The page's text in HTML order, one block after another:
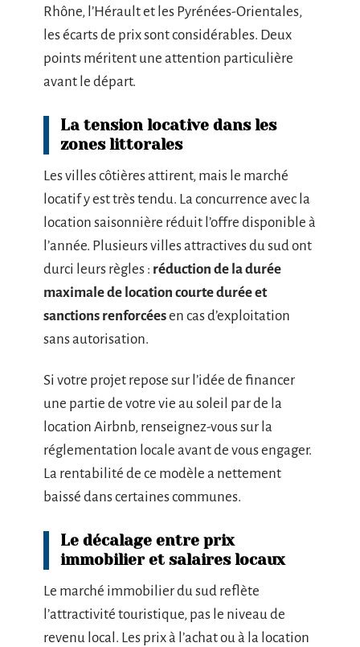
Rhône, l’Hérault et les Pyrénées-Orientales,
les écarts de prix sont considérables. Deux
points méritent une attention particulière
avant le départ.
La tension locative dans les
zones littorales
Les villes côtières attirent, mais le marché
locatif y est très tendu. La concurrence avec la
location saisonnière réduit l’offre disponible à
l’année. Plusieurs villes attractives du sud ont
durci leurs règles : réduction de la durée
maximale de location courte durée et
sanctions renforcéesen cas d’exploitation
sans autorisation.
Si votre projet repose sur l’idée de financer
une partie de votre vie au soleil par de la
location Airbnb, renseignez-vous sur la
réglementation locale avant de vous engager.
La rentabilité de ce modèle a nettement
baissé dans certaines communes.
Le décalage entre prix
immobilier et salaires locaux
Le marché immobilier du sud reflète
l’attractivité touristique, pas le niveau de
revenu local. Les prix à l’achat ou à la location